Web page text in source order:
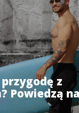
z
Powiedzą